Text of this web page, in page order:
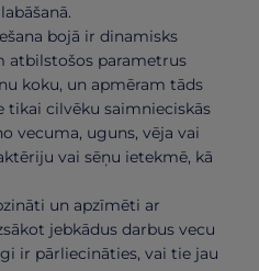
bojā ir dinamisks
atbilstošos parametrus
koku, un apmēram tāds
tikai cilvēku saimnieciskās
vecuma, uguns, vēja vai
vai sēņu ietekmē, kā
un apzīmēti ar
jebkādus darbus vecu
ir pārliecināties, vai tie jau